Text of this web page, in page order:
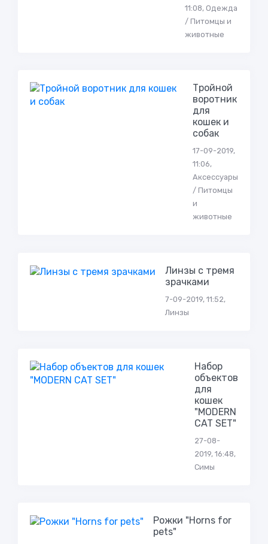
11:08, Одежда
/ Питомцы и
животные
Тройной
воротник
для
кошек и
собак
17-09-2019,
11:06,
Аксессуары
/ Питомцы
и
животные
Линзы с тремя
зрачками
7-09-2019, 11:52,
Линзы
Набор
объектов
для
кошек
"MODERN
CAT SET"
27-08-
2019, 16:48,
Симы
Рожки "Horns for
pets"